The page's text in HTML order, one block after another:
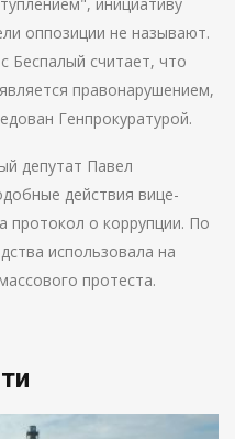
оппозиции не называют.
Беспалый считает, что
правонарушением,
Генпрокуратурой.
депутат Павел
действия вице-
протокол о коррупции. По
использовала на
протеста.